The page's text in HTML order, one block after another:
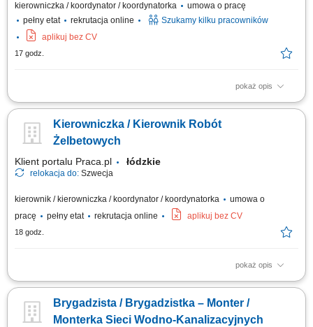
kierowniczka / koordynator / koordynatorka
umowa o pracę
pełny etat
rekrutacja online
Szukamy kilku pracowników
aplikuj bez CV
17 godz.
pokaż opis
Zakres obowiązków: Budowa i montaż zewnętrznych sieci wodno-
podstawie dokumentacji technicznej; Obsługa niwelatora tradycyjnego
oraz laserowego; Dbałość o terminowość i jakość realizowanych prac;
Kierowniczka / Kierownik Robót
Żelbetowych
Klient portalu Praca.pl łódzkie
relokacja do: Szwecja
kierownik / kierowniczka / koordynator / koordynatorka
umowa o
pracę
pełny etat rekrutacja online aplikuj bez CV
18 godz.
pokaż opis
Kierowanie i nadzór nad pracami żelbetowymi na budowie zgodnie z
pracy zespołów wykonawczych oraz podwykonawców. Weryfikacja
dokumentacji technicznej oraz bieżące reagowanie na zmiany
Brygadzista / Brygadzistka – Monter /
Monterka Sieci Wodno-Kanalizacyjnych